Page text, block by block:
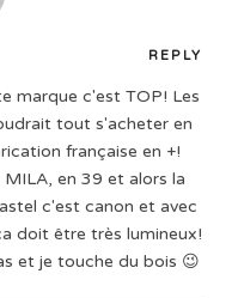
REPLY
marque c'est TOP! Les
tout s'acheter en
française en +!
en 39 et alors la
c'est canon et avec
doit être très lumineux!
et je touche du bois 😉